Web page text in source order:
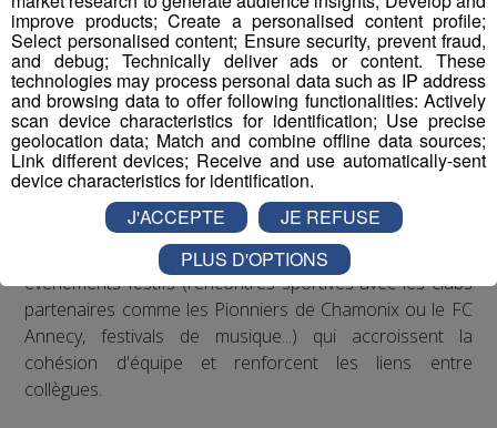
recommandations de la médecine du travail en matière
de posture sur les postes de travail : des rehausseurs de
clavier ont été distribués aux salariés qui le souhaitaient.
Concernant le bien-être au travail, le Groupe Mont Blanc
Médias organise depuis plusieurs années des
séminaires d’entreprise qui permettent à ses
collaborateurs de partager des moments conviviaux qui
sortent du cadre formel du travail. De plus, il est
régulièrement proposé aux salariés de participer à des
événements festifs (rencontres sportives avec les clubs
partenaires comme les Pionniers de Chamonix ou le FC
Annecy, festivals de musique...) qui accroissent la
cohésion d'équipe et renforcent les liens entre
collègues.
improve products; Create a personalised content profile;
Select personalised content; Ensure security, prevent fraud,
and debug; Technically deliver ads or content. These
technologies may process personal data such as IP address
and browsing data to offer following functionalities: Actively
scan device characteristics for identification; Use precise
geolocation data; Match and combine offline data sources;
Link different devices; Receive and use automatically-sent
device characteristics for identification.
J'ACCEPTE
JE REFUSE
PLUS D'OPTIONS